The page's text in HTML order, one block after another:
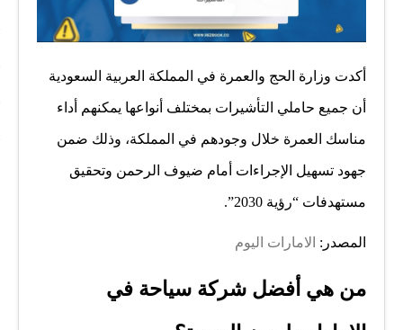
أكدت وزارة الحج والعمرة في المملكة العربية السعودية
أن جميع حاملي التأشيرات بمختلف أنواعها يمكنهم أداء
مناسك العمرة خلال وجودهم في المملكة، وذلك ضمن
جهود تسهيل الإجراءات أمام ضيوف الرحمن وتحقيق
مستهدفات “رؤية 2030”.
المصدر: الامارات اليوم
من هي أفضل شركة سياحة في